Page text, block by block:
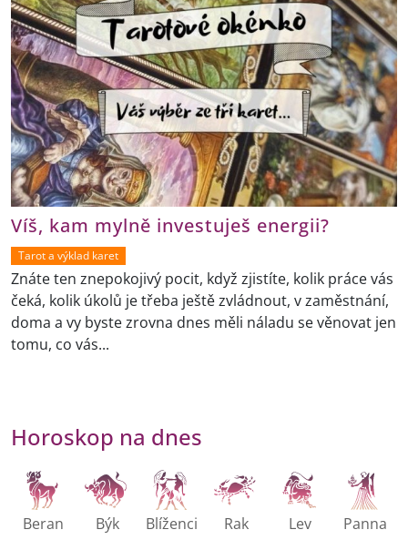
Víš, kam mylně investuješ energii?
Tarot a výklad karet
Znáte ten znepokojivý pocit, když zjistíte, kolik práce vás
čeká, kolik úkolů je třeba ještě zvládnout, v zaměstnání,
doma a vy byste zrovna dnes měli náladu se věnovat jen
tomu, co vás...
Horoskop na dnes
Beran Býk Blíženci Rak Lev Panna